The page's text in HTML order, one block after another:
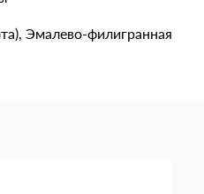
Эмалево-филигранная